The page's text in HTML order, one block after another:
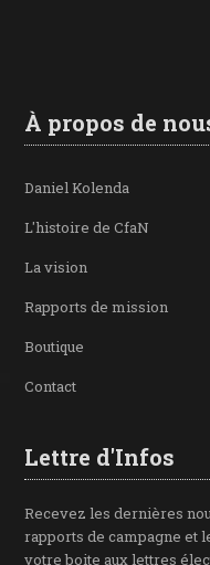
À propos de
Daniel Kolenda
L'histoire de CfaN
La vision
Rapports de mission
Boutique
Contact
Lettre d'Infos
Recevez les dernières
rapports de campagne et
votre boite aux lettres